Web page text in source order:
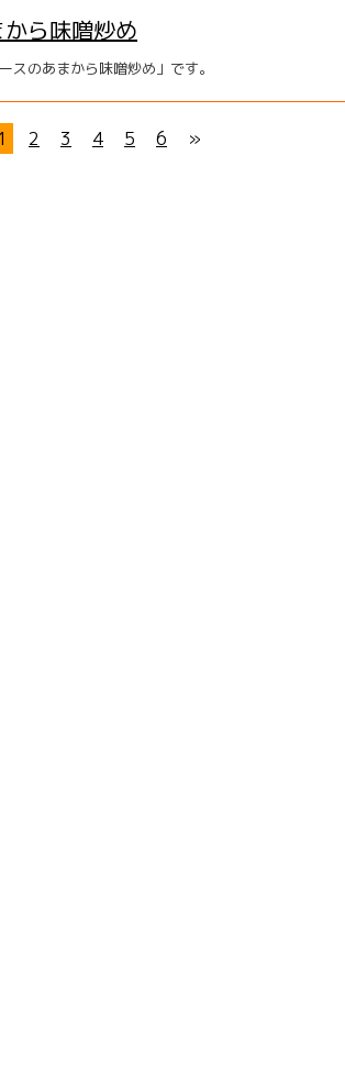
ら味噌炒め
スのあまから味噌炒め」です。
2 3 4 5 6 »